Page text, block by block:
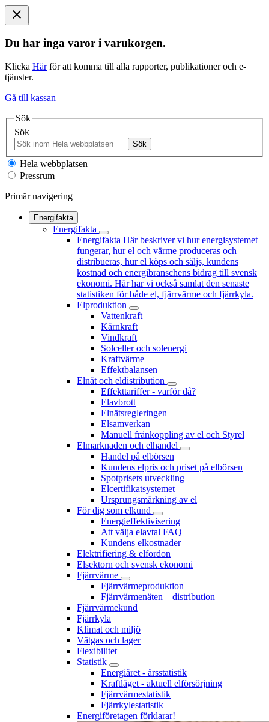
Du har inga varor i varukorgen.
Klicka Härför att komma till alla rapporter, publikationer och e-
tjänster.
Gå till kassan
Sök
Sök
Sök
Hela webbplatsen
Pressrum
Primär navigering
Energifakta
Energifakta
Energifakta Här beskriver vi hur energisystemet
fungerar, hur el och värme produceras och
distribueras, hur el köps och säljs, kundens
kostnad och energibranschens bidrag till svensk
ekonomi. Här har vi också samlat den senaste
statistiken för både el, fjärrvärme och fjärrkyla.
Elproduktion
Vattenkraft
Kärnkraft
Vindkraft
Solceller och solenergi
Kraftvärme
Effektbalansen
Elnät och eldistribution
Effekttariffer - varför då?
Elavbrott
Elnätsregleringen
Elsamverkan
Manuell frånkoppling av el och Styrel
Elmarknaden och elhandel
Handel på elbörsen
Kundens elpris och priset på elbörsen
Spotprisets utveckling
Elcertifikatsystemet
Ursprungsmärkning av el
För dig som elkund
Energieffektivisering
Att välja elavtal FAQ
Kundens elkostnader
Elektrifiering & elfordon
Elsektorn och svensk ekonomi
Fjärrvärme
Fjärrvärmeproduktion
Fjärrvärmenäten – distribution
Fjärrvärmekund
Fjärrkyla
Klimat och miljö
Vätgas och lager
Flexibilitet
Statistik
Energiåret - årsstatistik
Kraftläget - aktuell elförsörjning
Fjärrvärmestatistik
Fjärrkylestatistik
Energiföretagen förklarar!